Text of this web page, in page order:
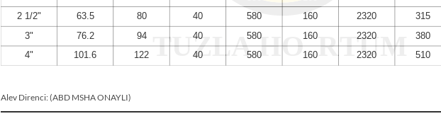
Alev Direnci: (ABD MSHA ONAYLI)